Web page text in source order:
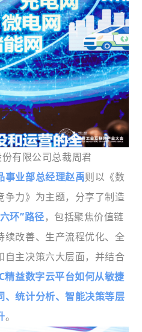
有限公司总裁周君
事业部总经理赵禹则以《数
争力》为主题，分享了制造
环”路径，包括聚焦价值链
续改善、生产流程优化、全
自主决策六大层面，并结合
精益数字云平台如何从敏捷
、统计分析、智能决策等层
。